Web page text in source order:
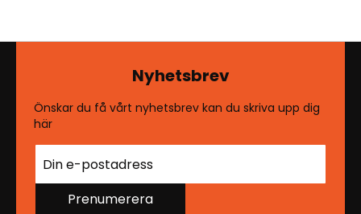
Nyhetsbrev
Önskar du få vårt nyhetsbrev kan du skriva upp dig
här
Prenumerera